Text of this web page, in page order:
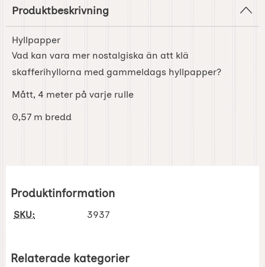
Produktbeskrivning
Hyllpapper
Vad kan vara mer nostalgiska än att klä
skafferihyllorna med gammeldags hyllpapper?
Mått, 4 meter på varje rulle
0,57 m bredd
Produktinformation
SKU: 3937
Relaterade kategorier